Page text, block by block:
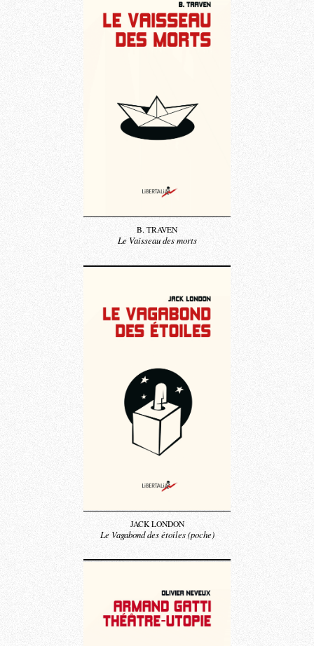
B. TRAVEN
Le Vaisseau des morts
JACK LONDON
Le Vagabond des étoiles (poche)